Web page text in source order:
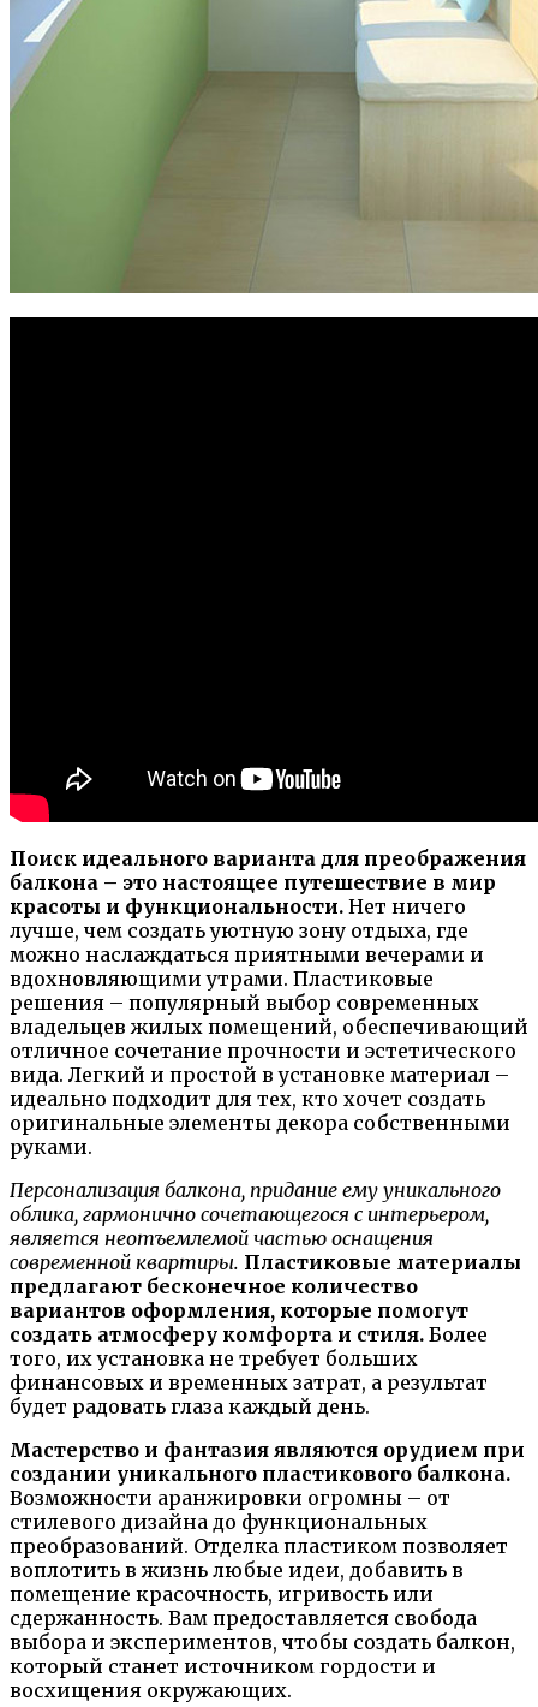
Поиск идеального варианта для преображения
балкона – это настоящее путешествие в мир
красоты и функциональности. Нет ничего
лучше, чем создать уютную зону отдыха, где
можно наслаждаться приятными вечерами и
вдохновляющими утрами. Пластиковые
решения – популярный выбор современных
владельцев жилых помещений, обеспечивающий
отличное сочетание прочности и эстетического
вида. Легкий и простой в установке материал –
идеально подходит для тех, кто хочет создать
оригинальные элементы декора собственными
руками.
Персонализация балкона, придание ему уникального
облика, гармонично сочетающегося с интерьером,
является неотъемлемой частью оснащения
современной квартиры. Пластиковые материалы
предлагают бесконечное количество
вариантов оформления, которые помогут
создать атмосферу комфорта и стиля. Более
того, их установка не требует больших
финансовых и временных затрат, а результат
будет радовать глаза каждый день.
Мастерство и фантазия являются орудием при
создании уникального пластикового балкона.
Возможности аранжировки огромны – от
стилевого дизайна до функциональных
преобразований. Отделка пластиком позволяет
воплотить в жизнь любые идеи, добавить в
помещение красочность, игривость или
сдержанность. Вам предоставляется свобода
выбора и экспериментов, чтобы создать балкон,
который станет источником гордости и
восхищения окружающих.